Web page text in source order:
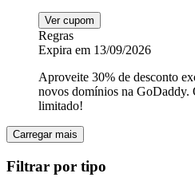
Ver cupom
Regras
Expira em 13/09/2026
Aproveite 30% de desconto
novos domínios na GoDaddy.
limitado!
Carregar mais
Filtrar por tipo